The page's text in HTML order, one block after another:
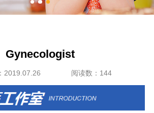
海外生殖
Gynecologist
2019.07.26 阅读数：144